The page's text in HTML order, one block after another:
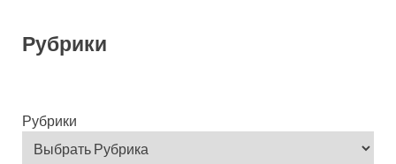
Рубрики
Рубрики